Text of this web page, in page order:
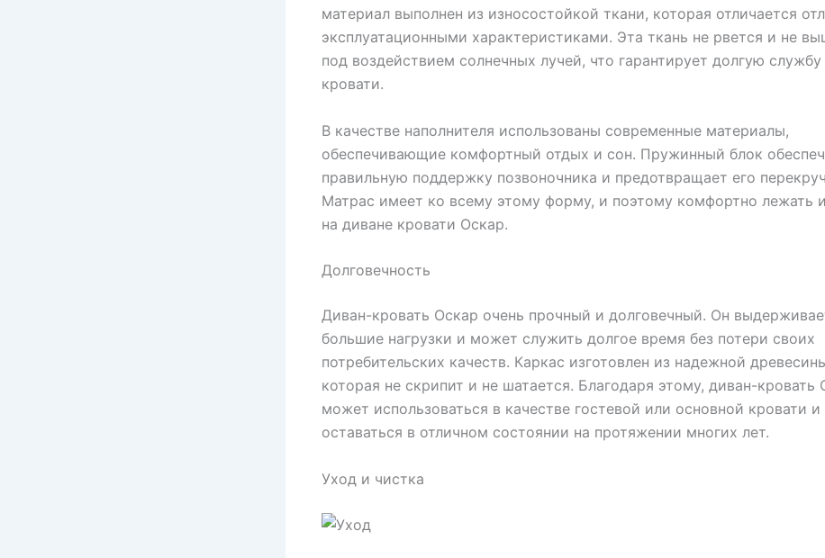
материал выполнен из износостойкой ткани, которая отличается
эксплуатационными характеристиками. Эта ткань не рвется и не
под воздействием солнечных лучей, что гарантирует долгую службу
кровати.
В качестве наполнителя использованы современные материалы,
обеспечивающие комфортный отдых и сон. Пружинный блок
правильную поддержку позвоночника и предотвращает его
Матрас имеет ко всему этому форму, и поэтому комфортно лежать
на диване кровати Оскар.
Долговечность
Диван-кровать Оскар очень прочный и долговечный. Он
большие нагрузки и может служить долгое время без потери своих
потребительских качеств. Каркас изготовлен из надежной
которая не скрипит и не шатается. Благодаря этому, диван-кровать
может использоваться в качестве гостевой или основной кровати и
оставаться в отличном состоянии на протяжении многих лет.
Уход и чистка